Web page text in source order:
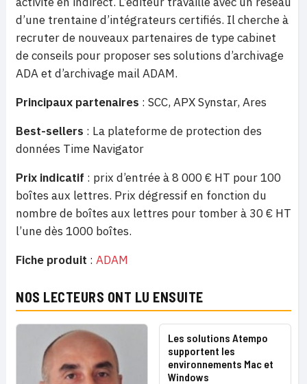
d’une trentaine d’intégrateurs certifiés. Il cherche à
recruter de nouveaux partenaires de type cabinet
de conseils pour proposer ses solutions d’archivage
ADA et d’archivage mail ADAM.
Principaux partenaires : SCC, APX Synstar, Ares
Best-sellers : La plateforme de protection des
données Time Navigator
Prix indicatif : prix d’entrée à 8 000 € HT pour 100
boîtes aux lettres. Prix dégressif en fonction du
nombre de boîtes aux lettres pour tomber à 30 € HT
l’une dès 1000 boîtes.
Fiche produit : ADAM
NOS LECTEURS ONT LU ENSUITE
Les solutions Atempo
supportent les
environnements Mac et
Windows